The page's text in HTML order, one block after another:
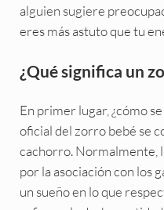
alguien sugiere
eres más astuto que tu
¿Qué significa un
En primer lugar, ¿cómo
oficial del zorro bebé se
cachorro. Normalmente,
por la asociación con los
un sueño en lo que